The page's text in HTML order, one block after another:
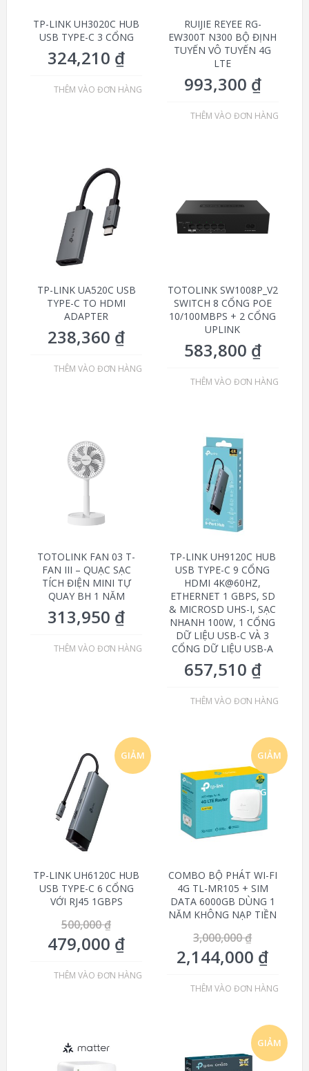
TP-LINK UH3020C HUB
USB TYPE-C 3 CỔNG
324,210 ₫
THÊM VÀO ĐƠN HÀNG
RUIJIE REYEE RG-
EW300T N300 BỘ ĐỊNH
TUYẾN VÔ TUYẾN 4G
LTE
993,300 ₫
THÊM VÀO ĐƠN HÀNG
TP-LINK UA520C USB
TYPE-C TO HDMI
ADAPTER
238,360 ₫
THÊM VÀO ĐƠN HÀNG
TOTOLINK SW1008P_V2
SWITCH 8 CỔNG POE
10/100MBPS + 2 CỔNG
UPLINK
583,800 ₫
THÊM VÀO ĐƠN HÀNG
TOTOLINK FAN 03 T-
FAN III – QUẠC SẠC
TÍCH ĐIỆN MINI TỰ
QUAY BH 1 NĂM
313,950 ₫
THÊM VÀO ĐƠN HÀNG
TP-LINK UH9120C HUB
USB TYPE-C 9 CỔNG
HDMI 4K@60HZ,
ETHERNET 1 GBPS, SD
& MICROSD UHS-I, SẠC
NHANH 100W, 1 CỔNG
DỮ LIỆU USB-C VÀ 3
CỔNG DỮ LIỆU USB-A
657,510 ₫
THÊM VÀO ĐƠN HÀNG
GIẢM
TP-LINK UH6120C HUB
USB TYPE-C 6 CỔNG
VỚI RJ45 1GBPS
500,000₫
479,000 ₫
THÊM VÀO ĐƠN HÀNG
GIẢM
GIÁ!
COMBO BỘ PHÁT WI-FI
4G TL-MR105 + SIM
DATA 6000GB DÙNG 1
NĂM KHÔNG NẠP TIỀN
3,000,000₫
2,144,000 ₫
THÊM VÀO ĐƠN HÀNG
GIẢM